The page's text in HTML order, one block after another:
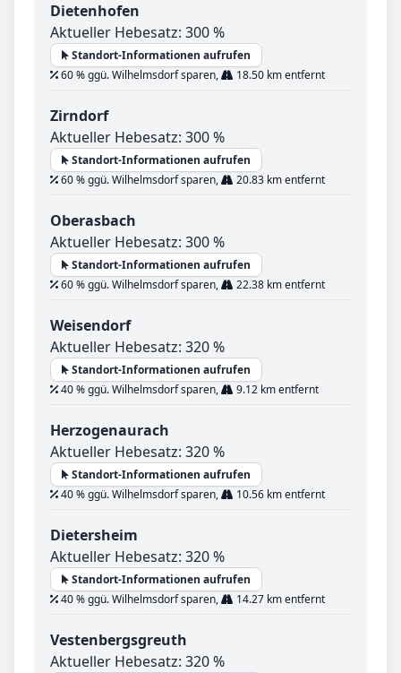
Dietenhofen
Aktueller Hebesatz: 300 %
Standort-Informationen aufrufen
60 % ggü. Wilhelmsdorf sparen,
18.50 km entfernt
Zirndorf
Aktueller Hebesatz: 300 %
Standort-Informationen aufrufen
60 % ggü. Wilhelmsdorf sparen,
20.83 km entfernt
Oberasbach
Aktueller Hebesatz: 300 %
Standort-Informationen aufrufen
60 % ggü. Wilhelmsdorf sparen,
22.38 km entfernt
Weisendorf
Aktueller Hebesatz: 320 %
Standort-Informationen aufrufen
40 % ggü. Wilhelmsdorf sparen,
9.12 km entfernt
Herzogenaurach
Aktueller Hebesatz: 320 %
Standort-Informationen aufrufen
40 % ggü. Wilhelmsdorf sparen,
10.56 km entfernt
Dietersheim
Aktueller Hebesatz: 320 %
Standort-Informationen aufrufen
40 % ggü. Wilhelmsdorf sparen,
14.27 km entfernt
Vestenbergsgreuth
Aktueller Hebesatz: 320 %